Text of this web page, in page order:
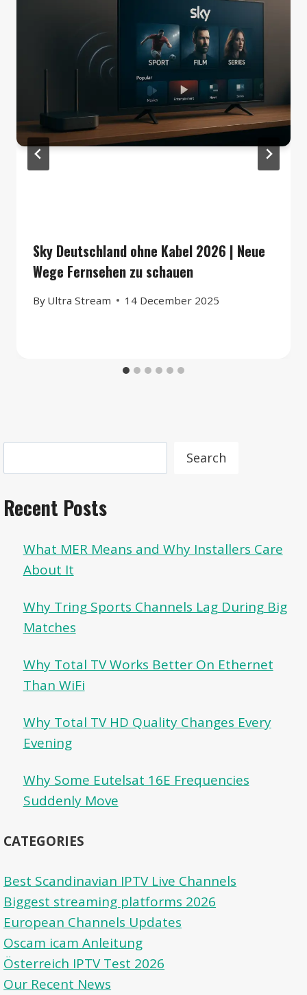
Sky Deutschland ohne Kabel 2026 | Neue
Wege Fernsehen zu schauen
By Ultra Stream 14 December 2025
Search
Recent Posts
What MER Means and Why Installers Care
About It
Why Tring Sports Channels Lag During Big
Matches
Why Total TV Works Better On Ethernet
Than WiFi
Why Total TV HD Quality Changes Every
Evening
Why Some Eutelsat 16E Frequencies
Suddenly Move
CATEGORIES
Best Scandinavian IPTV Live Channels
Biggest streaming platforms 2026
European Channels Updates
Oscam icam Anleitung
Österreich IPTV Test 2026
Our Recent News